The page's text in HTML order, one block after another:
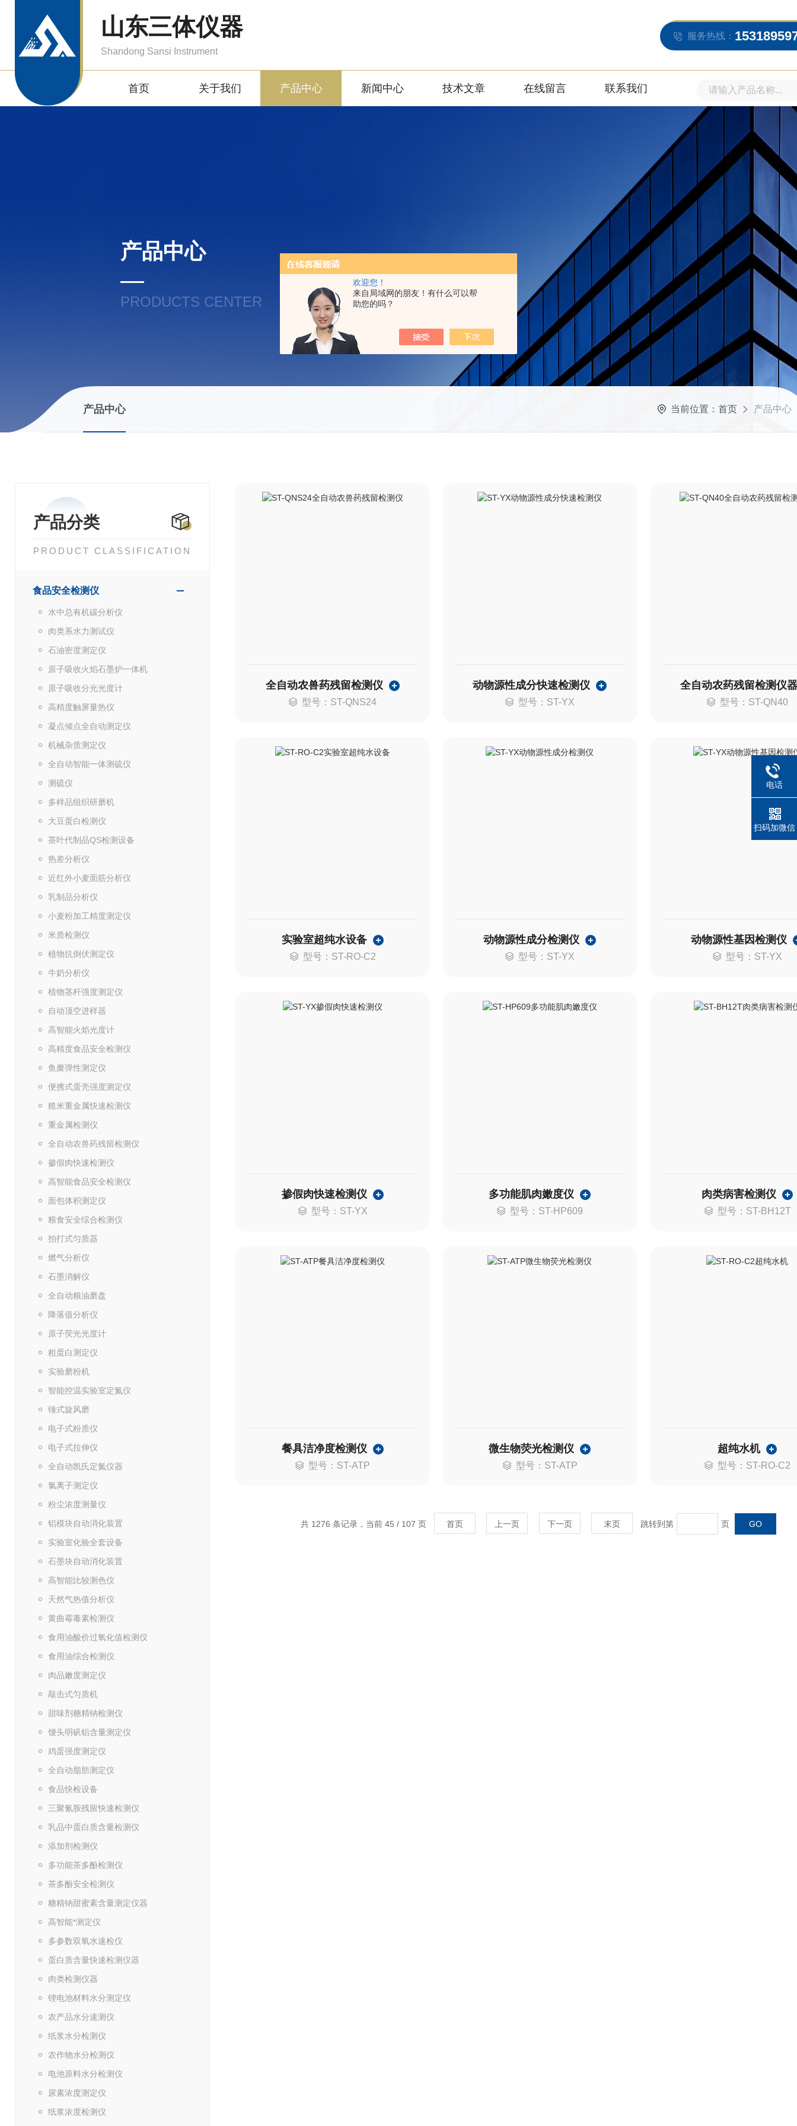
欢迎您！
来自局域网的朋友！有什么可以帮
助您的吗？
山东三体仪器
Shandong Sansi Instrument
服务热线：
首页 关于我们 产品中心 新闻中心 技术文章 在线留言 联系我们
产品中心
PRODUCTS CENTER
产品中心 当前位置： 首页 产品中心
产品分类
PRODUCT CLASSIFICATION
食品安全检测仪
水中总有机碳分析仪
肉类系水力测试仪
石油密度测定仪
原子吸收火焰石墨炉一体机
原子吸收分光光度计
高精度触屏量热仪
凝点倾点全自动测定仪
机械杂质测定仪
全自动智能一体测硫仪
测硫仪
多样品组织研磨机
大豆蛋白检测仪
茶叶代制品QS检测设备
热差分析仪
近红外小麦面筋分析仪
乳制品分析仪
小麦粉加工精度测定仪
米质检测仪
植物抗倒伏测定仪
牛奶分析仪
植物茎杆强度测定仪
自动顶空进样器
高智能火焰光度计
高精度食品安全检测仪
鱼糜弹性测定仪
便携式蛋壳强度测定仪
糙米重金属快速检测仪
重金属检测仪
全自动农兽药残留检测仪
掺假肉快速检测仪
高智能食品安全检测仪
面包体积测定仪
粮食安全综合检测仪
拍打式匀质器
燃气分析仪
石墨消解仪
全自动粮油磨盘
降落值分析仪
原子荧光光度计
粗蛋白测定仪
实验磨粉机
智能控温实验室定氮仪
锤式旋风磨
电子式粉质仪
电子式拉伸仪
全自动凯氏定氮仪器
氯离子测定仪
粉尘浓度测量仪
铝模块自动消化装置
实验室化验全套设备
石墨块自动消化装置
高智能比较测色仪
天然气热值分析仪
黄曲霉毒素检测仪
食用油酸价过氧化值检测仪
食用油综合检测仪
肉品嫩度测定仪
敲击式匀质机
甜味剂糖精钠检测仪
馒头明矾铝含量测定仪
鸡蛋强度测定仪
全自动脂肪测定仪
食品快检设备
三聚氰胺残留快速检测仪
乳品中蛋白质含量检测仪
添加剂检测仪
多功能茶多酚检测仪
茶多酚安全检测仪
糖精钠甜蜜素含量测定仪器
高智能*测定仪
多参数双氧水速检仪
蛋白质含量快速检测仪器
肉类检测仪器
锂电池材料水分测定仪
农产品水分速测仪
纸浆水分检测仪
农作物水分检测仪
电池原料水分检测仪
尿素浓度测定仪
纸浆浓度检测仪
全自动农兽药残留检测仪
型号：ST-QNS24
动物源性成分快速检测仪
型号：ST-YX
全自动农药残留检测仪
型号：ST-QN40
实验室超纯水设备
型号：ST-RO-C2
动物源性成分检测仪
型号：ST-YX
动物源性基因检测仪
型号：ST-YX
掺假肉快速检测仪
型号：ST-YX
多功能肌肉嫩度仪
型号：ST-HP609
肉类病害检测仪
型号：ST-BH12T
餐具洁净度检测仪
型号：ST-ATP
微生物荧光检测仪
型号：ST-ATP
超纯水机
型号：ST-RO-C2
共 1276 条记录，当前 45 / 107 页 首页 上一页 下一页 末页 跳转到第 页
电话
扫码加微信